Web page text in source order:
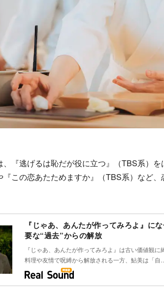
『逃げるは恥だが役に立つ』（TBS系）を
『この恋あたためますか』（TBS系）など
『じゃあ、あんたが作ってみろよ』
要な“過去”からの解放
『じゃあ、あんたが作ってみろよ』は古い価値観
料理や友情で呪縛から解放される一方、鮎美は「自…